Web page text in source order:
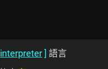
interpreter] 語言